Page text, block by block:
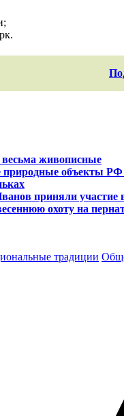
весьма живописные
объекты РФ
приняли участие
охоту на
традиции